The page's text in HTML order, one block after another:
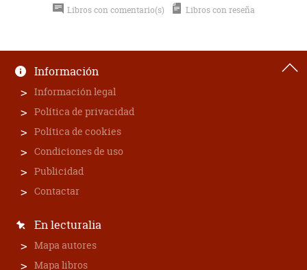
Libros con comentario(s) Libros con reseña
Información
Información legal
Política de privacidad
Política de cookies
Condiciones de uso
Publicidad
Contactar
En lecturalia
Mapa autores
Mapa libros